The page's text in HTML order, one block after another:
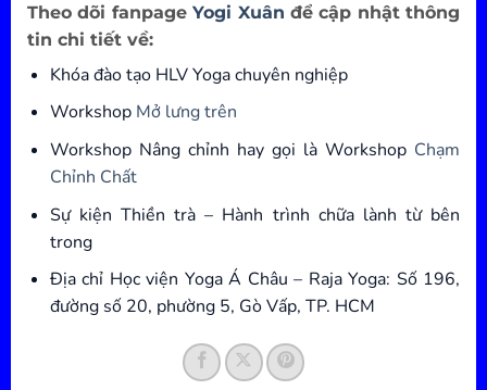
Theo dõi fanpageYogi Xuân để cập nhật thông
tin chi tiết về:
Khóa đào tạo HLV Yoga chuyên nghiệp
Workshop Mở lưng trên
Workshop Nâng chỉnh hay gọi là Workshop Chạm
Chỉnh Chất
Sự kiện Thiền trà – Hành trình chữa lành từ bên
trong
Địa chỉ Học viện Yoga Á Châu – Raja Yoga: Số 196,
đường số 20, phường 5, Gò Vấp, TP. HCM